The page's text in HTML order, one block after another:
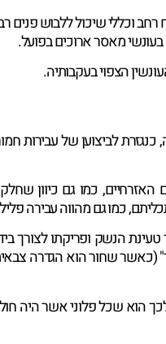
וכללי שיכול ללבוש פנים
מאסר ארוכים בפועל.
הצפוי בעקבותיה.
לביצוען של עבירות
האזרחיים, כמו גם כיוון
כמו גם מהווה עבירה
הנשק ופריקתו לצורך
(כאשר שחור הוא הגדרה
הוא שכל פלוני אשר היה